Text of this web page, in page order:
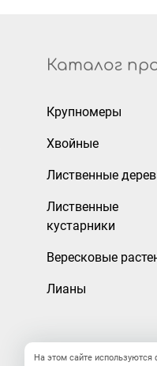
Каталог
Крупномеры
Хвойные
Лиственные
Лиственные
кустарники
Вересковые
Лианы
На этом сайте